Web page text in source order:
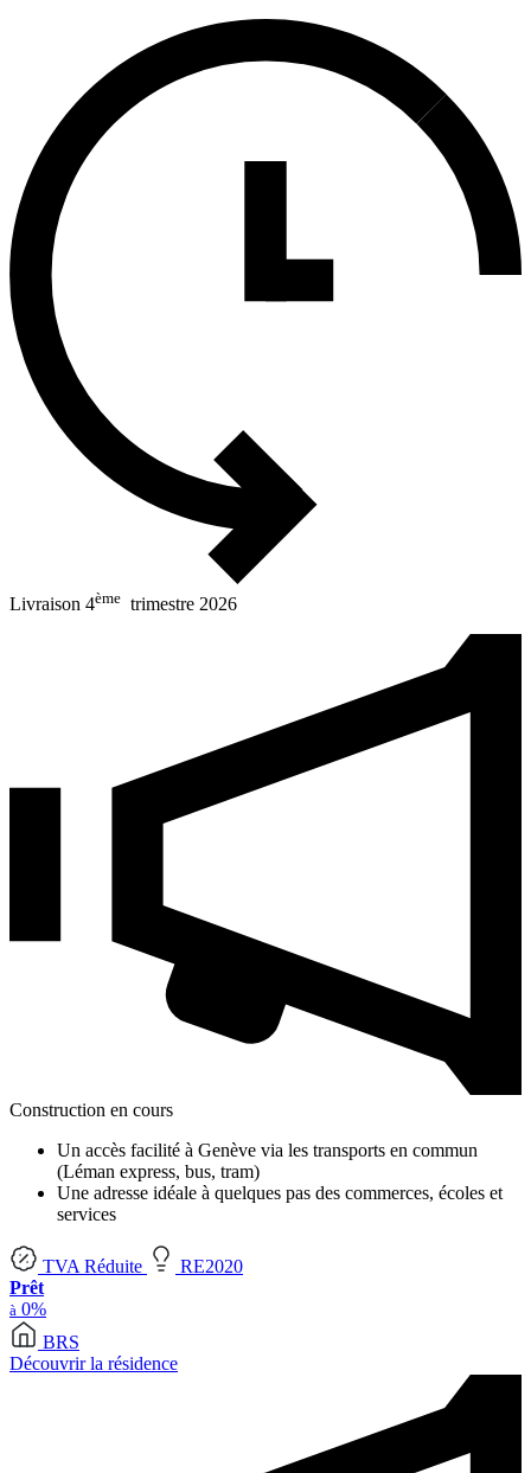
Livraison 4ème trimestre 2026
Construction en cours
Un accès facilité à Genève via les transports en commun
(Léman express, bus, tram)
Une adresse idéale à quelques pas des commerces, écoles et
services
TVA Réduite
RE2020
Prêt
à 0%
BRS
Découvrir la résidence